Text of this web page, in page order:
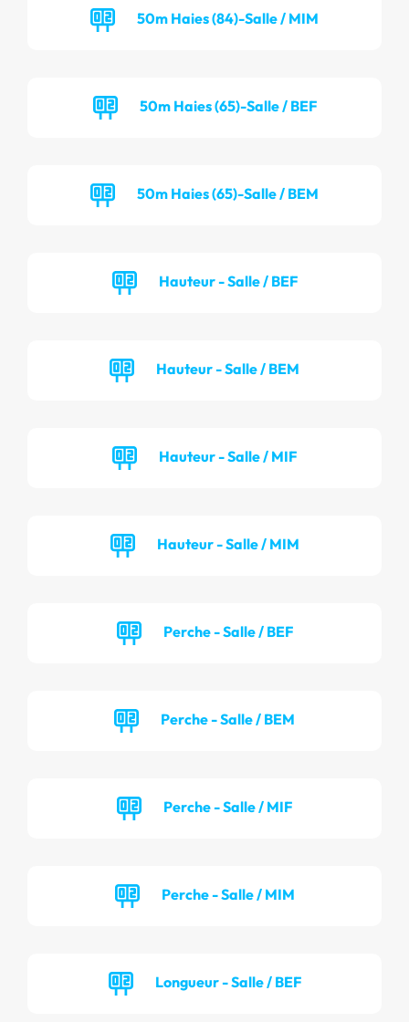
50m Haies (84)-Salle / MIM
50m Haies (65)-Salle / BEF
50m Haies (65)-Salle / BEM
Hauteur - Salle / BEF
Hauteur - Salle / BEM
Hauteur - Salle / MIF
Hauteur - Salle / MIM
Perche - Salle / BEF
Perche - Salle / BEM
Perche - Salle / MIF
Perche - Salle / MIM
Longueur - Salle / BEF